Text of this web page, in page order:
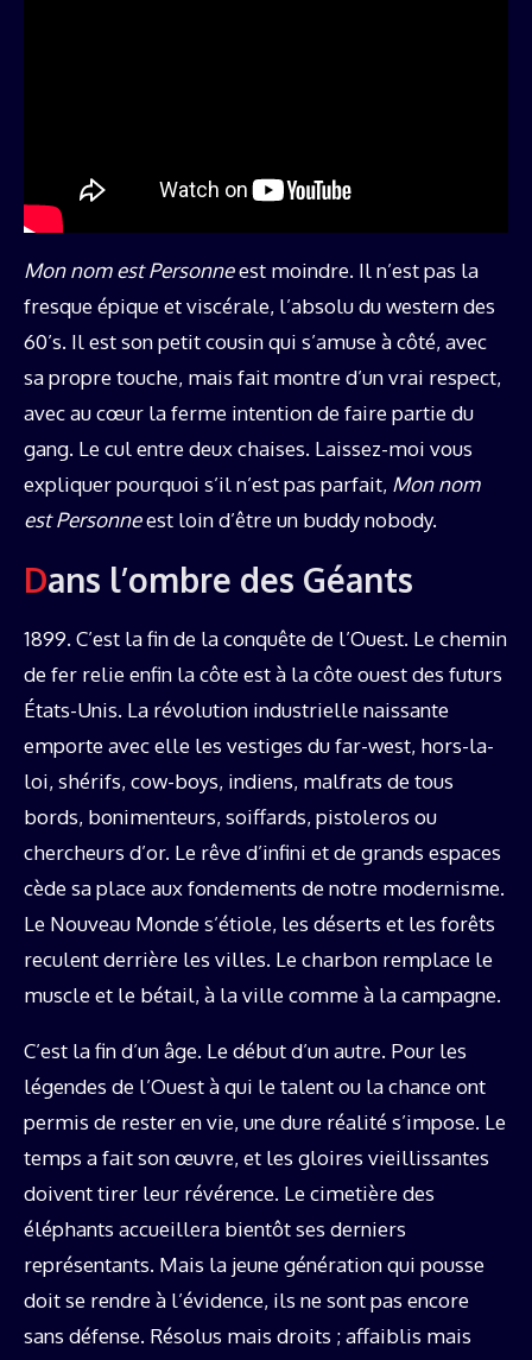
Mon nom est Personneest moindre. Il n’est pas la
fresque épique et viscérale, l’absolu du western des
60’s. Il est son petit cousin qui s’amuse à côté, avec
sa propre touche, mais fait montre d’un vrai respect,
avec au cœur la ferme intention de faire partie du
gang. Le cul entre deux chaises. Laissez-moi vous
expliquer pourquoi s’il n’est pas parfait, Mon nom
est Personneest loin d’être un buddy nobody.
Dans l’ombre des Géants
1899. C’est la fin de la conquête de l’Ouest. Le chemin
de fer relie enfin la côte est à la côte ouest des futurs
États-Unis. La révolution industrielle naissante
emporte avec elle les vestiges du far-west, hors-la-
loi, shérifs, cow-boys, indiens, malfrats de tous
bords, bonimenteurs, soiffards, pistoleros ou
chercheurs d’or. Le rêve d’infini et de grands espaces
cède sa place aux fondements de notre modernisme.
Le Nouveau Monde s’étiole, les déserts et les forêts
reculent derrière les villes. Le charbon remplace le
muscle et le bétail, à la ville comme à la campagne.
C’est la fin d’un âge. Le début d’un autre. Pour les
légendes de l’Ouest à qui le talent ou la chance ont
permis de rester en vie, une dure réalité s’impose. Le
temps a fait son œuvre, et les gloires vieillissantes
doivent tirer leur révérence. Le cimetière des
éléphants accueillera bientôt ses derniers
représentants. Mais la jeune génération qui pousse
doit se rendre à l’évidence, ils ne sont pas encore
sans défense. Résolus mais droits ; affaiblis mais